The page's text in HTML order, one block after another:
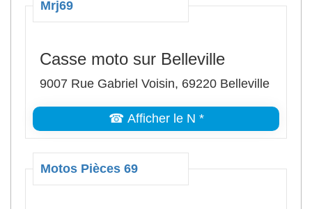
Mrj69
Casse moto sur Belleville
9007 Rue Gabriel Voisin, 69220 Belleville
☎ Afficher le N *
Motos Pièces 69